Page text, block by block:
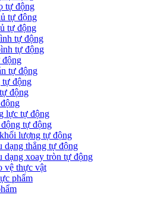
tự động
tự động
tự động
tự động
tự động
động
tự động
tự động
động
lực tự động
tự động
lượng tự động
dạng thẳng tự động
dạng xoay tròn tự động
vệ thực vật
phẩm